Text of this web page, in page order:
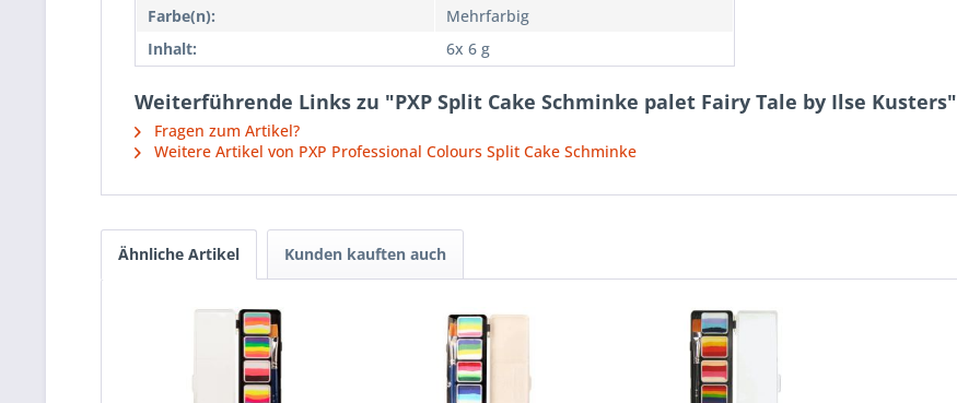
Farbe(n):
Mehrfarbig
Inhalt:
6x 6 g
Weiterführende Links zu "PXP Split Cake Schminke palet Fairy Tale by Ilse Kusters"
Fragen zum Artikel?
Weitere Artikel von PXP Professional Colours Split Cake Schminke
Ähnliche Artikel Kunden kauften auch